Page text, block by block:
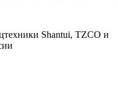
Shantui, TZCO и